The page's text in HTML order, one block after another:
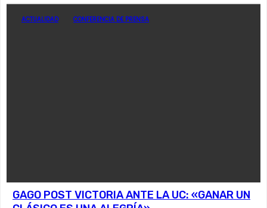
ACTUALIDAD CONFERENCIA DE PRENSA
GAGO POST VICTORIA ANTE LA UC: «GANAR UN